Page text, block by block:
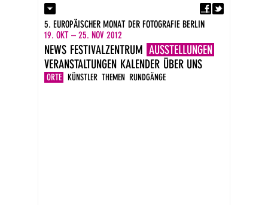
Kontakt
Presse
Impressum
DE
EN
5. EUROPÄISCHER MONAT DER FOTOGRAFIE BERLIN
19. OKT – 25. NOV 2012
NEWS FESTIVALZENTRUM AUSSTELLUNGEN
ORTE KÜNSTLER THEMEN RUNDGÄNGE
VERANSTALTUNGEN KALENDER ÜBER UNS